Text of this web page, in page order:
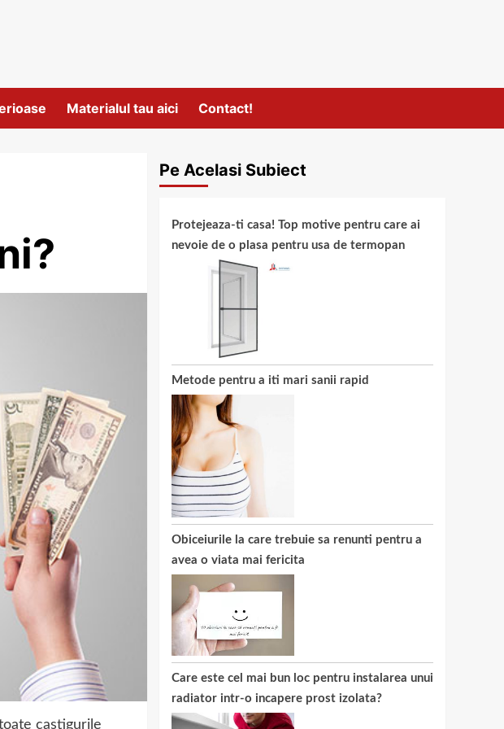
Materialul tau aici Contact!
castigurile
Pe Acelasi Subiect
Protejeaza-ti casa! Top motive pentru care ai
nevoie de o plasa pentru usa de termopan
Metode pentru a iti mari sanii rapid
Obiceiurile la care trebuie sa renunti pentru a
avea o viata mai fericita
Care este cel mai bun loc pentru instalarea unui
radiator intr-o incapere prost izolata?